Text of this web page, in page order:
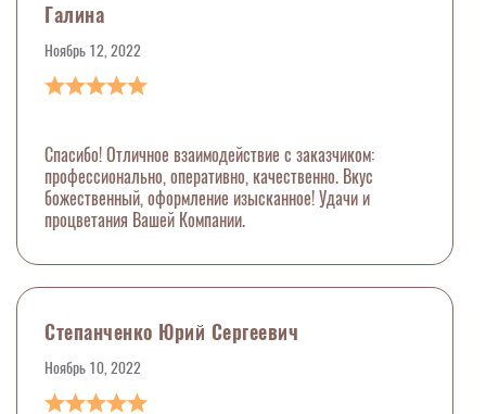
Галина
Ноябрь 12, 2022
Спасибо! Отличное взаимодействие с заказчиком:
профессионально, оперативно, качественно. Вкус
божественный, оформление изысканное! Удачи и
процветания Вашей Компании.
Степанченко Юрий Сергеевич
Ноябрь 10, 2022